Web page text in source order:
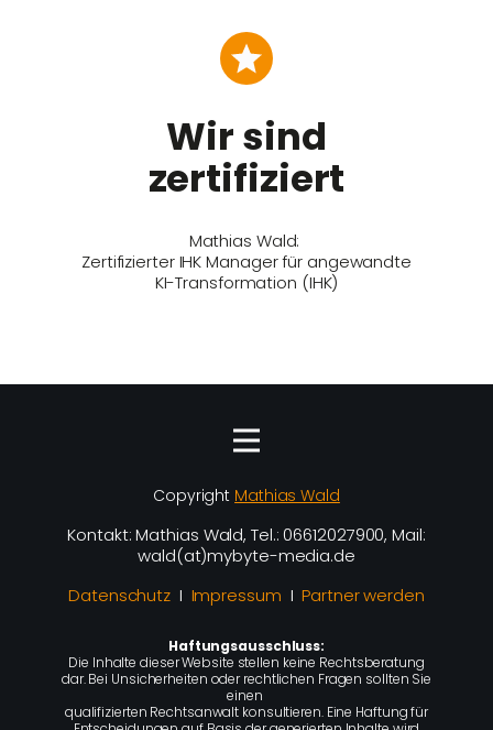
Wir sind
zertifiziert
Mathias Wald:
Zertifizierter IHK Manager für angewandte
KI-Transformation (IHK)
Copyright Mathias Wald
Kontakt: Mathias Wald, Tel.: 06612027900, Mail:
wald(at)mybyte-media.de
Datenschutz I Impressum IPartner werden
Haftungsausschluss:
Die Inhalte dieser Website stellen keine Rechtsberatung
dar. Bei Unsicherheiten oder rechtlichen Fragen sollten Sie
einen
qualifizierten Rechtsanwalt konsultieren. Eine Haftung für